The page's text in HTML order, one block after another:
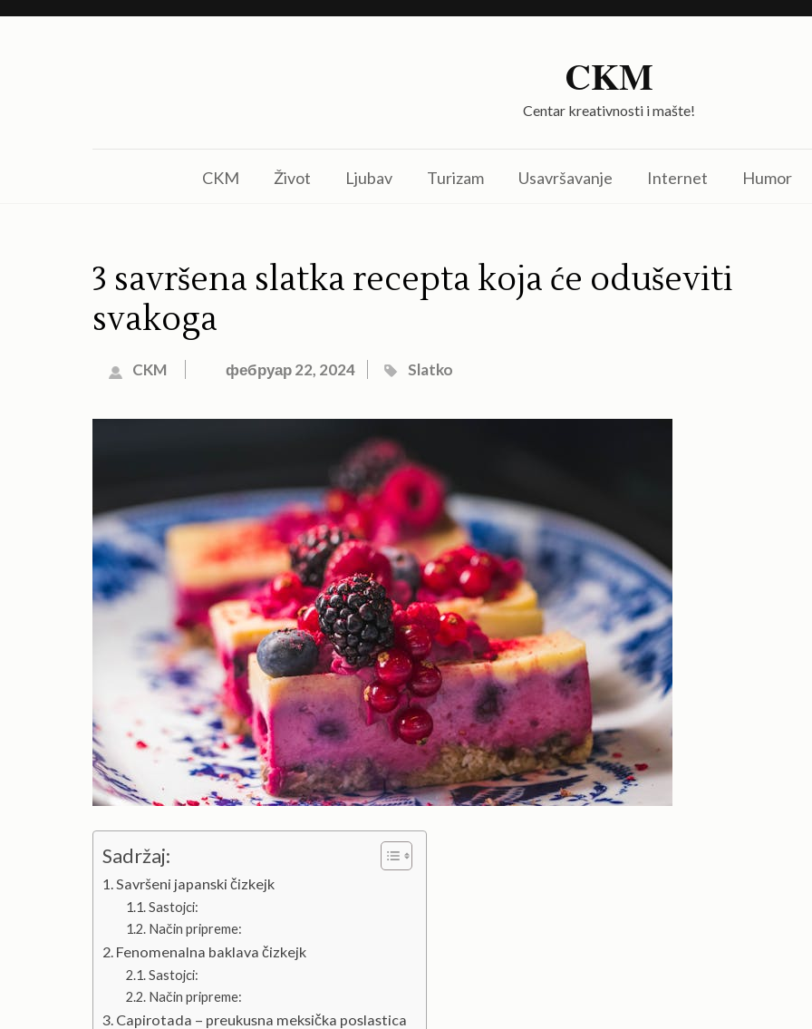
Skip
CKM
Centar kreativnosti i mašte!
CKM Život Ljubav Turizam Usavršavanje Internet Humor
3 savršena slatka recepta koja će oduševiti
svakoga
CKM фебруар 22, 2024 Slatko
Sadržaj:
Savršeni japanski čizkejk
Sastojci:
Način pripreme:
Fenomenalna baklava čizkejk
Sastojci:
Način pripreme:
Capirotada – preukusna meksička poslastica